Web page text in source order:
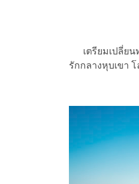
เตรียมเปลี่ยน
รักกลางหุบเขา